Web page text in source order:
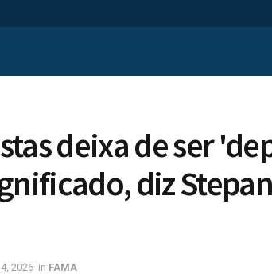
deixa de ser
diz Stepan
2026 in FAMA